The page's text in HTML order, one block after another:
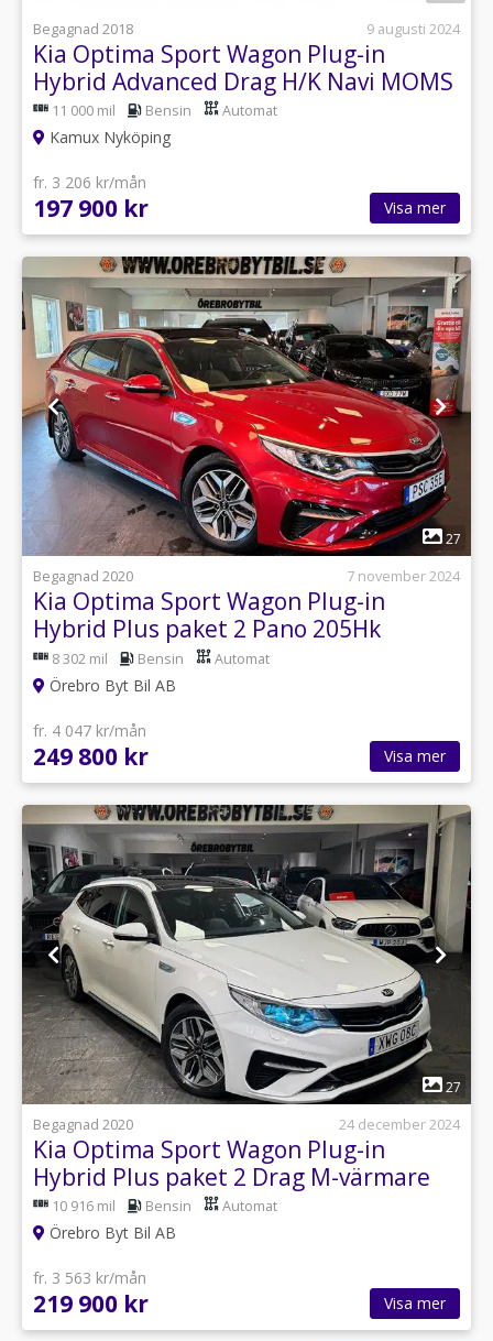
Begagnad 2018
9 augusti 2024
Kia Optima Sport Wagon Plug-in
Hybrid Advanced Drag H/K Navi MOMS
11 000 mil Bensin Automat
Kamux Nyköping
fr. 3 206 kr/mån
197 900 kr Visa mer
1
27
Begagnad 2020
7 november 2024
Kia Optima Sport Wagon Plug-in
Hybrid Plus paket 2 Pano 205Hk
8 302 mil Bensin Automat
Örebro Byt Bil AB
fr. 4 047 kr/mån
249 800 kr Visa mer
1
27
Begagnad 2020
24 december 2024
Kia Optima Sport Wagon Plug-in
Hybrid Plus paket 2 Drag M-värmare
10 916 mil Bensin Automat
Örebro Byt Bil AB
fr. 3 563 kr/mån
219 900 kr Visa mer